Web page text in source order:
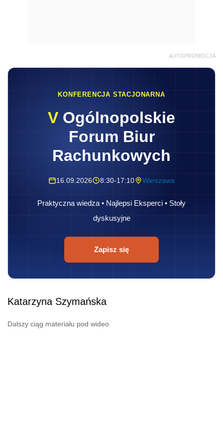
AUTOPROMOCJA
KONFERENCJA STACJONARNA
V Ogólnopolskie
Forum Biur
Rachunkowych
16.09.2026 8:30-17:10 Warszawa
Praktyczna wiedza • Najlepsi Eksperci • Stoły
dyskusyjne
Zapisz się
Katarzyna Szymańska
Dalszy ciąg materiału pod wideo